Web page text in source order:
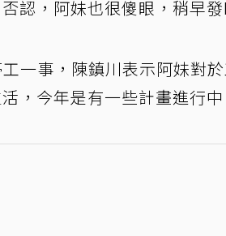
認，阿妹也很傻眼，稍早
一事，陳鎮川表示阿妹對
，今年是有一些計畫進行